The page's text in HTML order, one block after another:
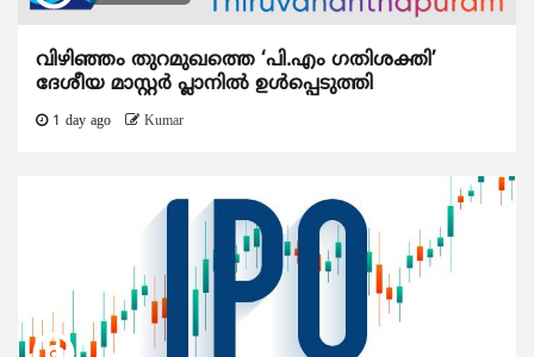
വിഴിഞ്ഞം തുറമുഖത്തെ ‘പി.എം ഗതിശക്തി’
ദേശീയ മാസ്റ്റർ പ്ലാനിൽ ഉൾപ്പെടുത്തി
1 day ago Kumar